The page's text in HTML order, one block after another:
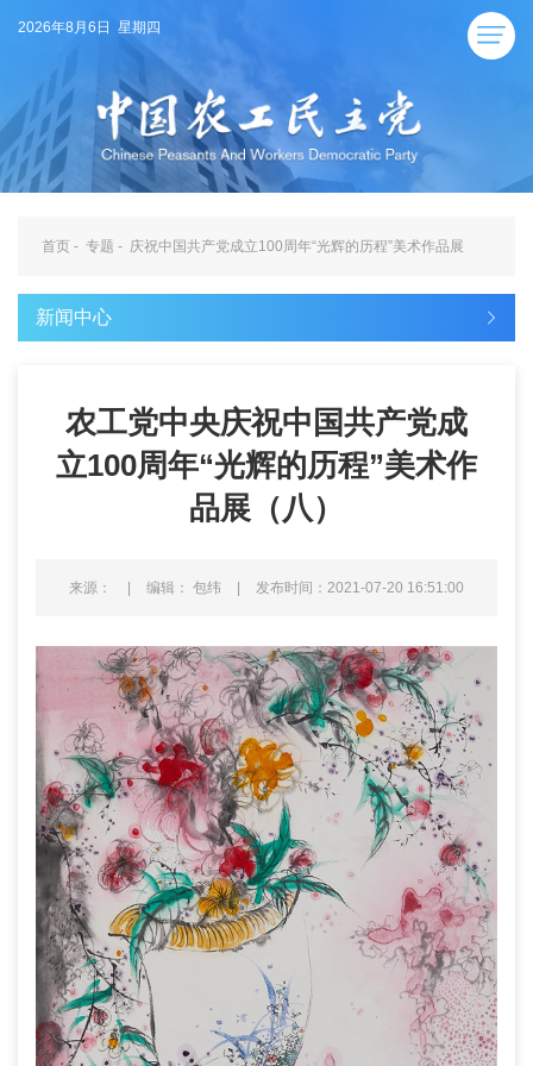
2026年8月6日 星期四
首页 - 专题 - 庆祝中国共产党成立100周年“光辉的历程”美术作品展
新闻中心
农工党中央庆祝中国共产党成
立100周年“光辉的历程”美术作
品展（八）
来源： | 编辑： 包纬 | 发布时间：2021-07-20 16:51:00